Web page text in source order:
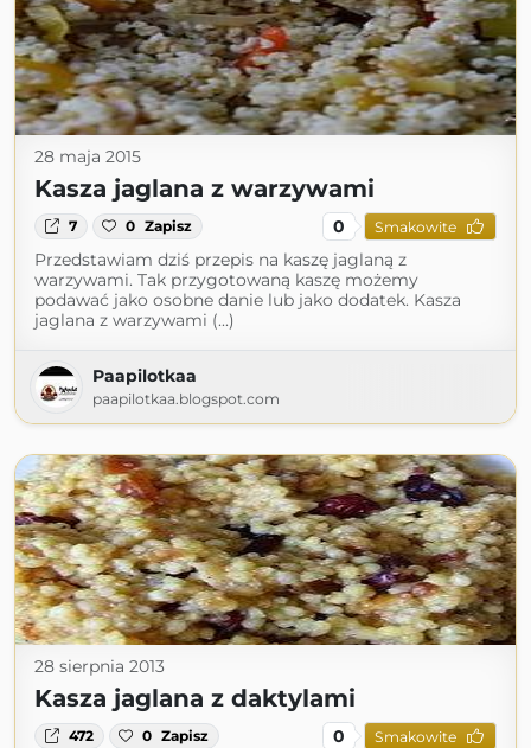
28 maja 2015
Kasza jaglana z warzywami
7 0 Zapisz 0 Smakowite
Przedstawiam dziś przepis na kaszę jaglaną z
warzywami. Tak przygotowaną kaszę możemy
podawać jako osobne danie lub jako dodatek. Kasza
jaglana z warzywami (...)
Paapilotkaa
paapilotkaa.blogspot.com
28 sierpnia 2013
Kasza jaglana z daktylami
472 0 Zapisz 0 Smakowite